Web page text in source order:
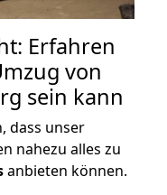
Erfahren
von
sein kann
dass unser
nahezu alles zu
anbieten können.